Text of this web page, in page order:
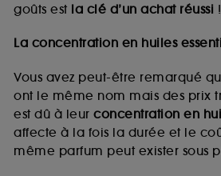
goûts est la clé d’un achat réussi !
La concentration en huiles
Vous avez peut-être remarqué
ont le même nom mais des prix
est dû à leur concentration en
affecte à la fois la durée et le
même parfum peut exister sous